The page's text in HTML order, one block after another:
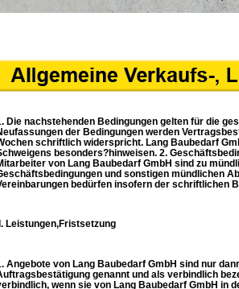
Die nachstehenden Bedingungen gelten für die
der Bedingungen werden
schriftlich widerspricht. Lang Baubedarf
besonders?hinweisen. 2.
von Lang Baubedarf GmbH sind zu
und sonstigen mündlichen
bedürfen insofern der schriftlichen
Leistungen,Fristsetzung
Angebote von Lang Baubedarf GmbH sind nur
genannt und als verbindlich
wenn sie von Lang Baubedarf GmbH in